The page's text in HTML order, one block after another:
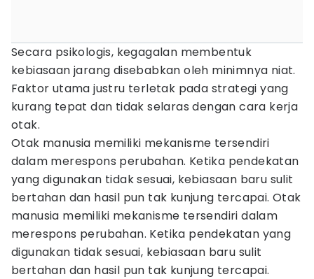
Secara psikologis, kegagalan membentuk
kebiasaan jarang disebabkan oleh minimnya niat.
Faktor utama justru terletak pada strategi yang
kurang tepat dan tidak selaras dengan cara kerja
otak.
Otak manusia memiliki mekanisme tersendiri
dalam merespons perubahan. Ketika pendekatan
yang digunakan tidak sesuai, kebiasaan baru sulit
bertahan dan hasil pun tak kunjung tercapai. Otak
manusia memiliki mekanisme tersendiri dalam
merespons perubahan. Ketika pendekatan yang
digunakan tidak sesuai, kebiasaan baru sulit
bertahan dan hasil pun tak kunjung tercapai.